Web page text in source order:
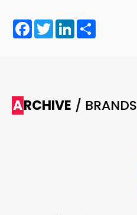
Facebook
TwitterLinkedIn
ARCHIVE / BRANDS